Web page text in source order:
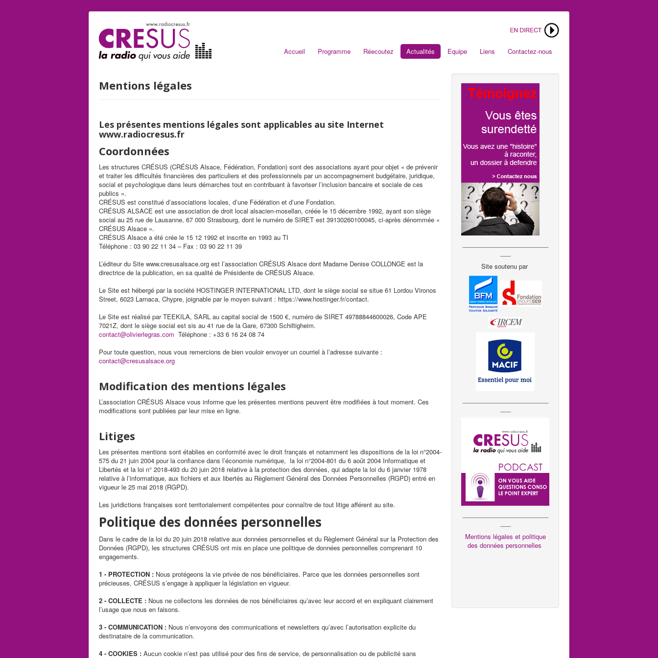
Accueil Programme Réecoutez Actualités Equipe Liens Contactez-nous
Mentions légales
Les présentes mentions légales sont applicables au site Internet
www.radiocresus.fr
Coordonnées
Les structures CRÉSUS (CRÉSUS Alsace, Fédération, Fondation) sont des associations ayant pour objet « de prévenir
et traiter les difficultés financières des particuliers et des professionnels par un accompagnement budgétaire, juridique,
social et psychologique dans leurs démarches tout en contribuant à favoriser l’inclusion bancaire et sociale de ces
publics ».
CRÉSUS est constitué d’associations locales, d’une Fédération et d’une Fondation.
CRÉSUS ALSACE est une association de droit local alsacien-mosellan, créée le 15 décembre 1992, ayant son siège
social au 25 rue de Lausanne, 67 000 Strasbourg, dont le numéro de SIRET est 39130260100045, ci-après dénommée «
CRÉSUS Alsace ».
CRÉSUS Alsace a été crée le 15 12 1992 et inscrite en 1993 au TI
Téléphone : 03 90 22 11 34 – Fax : 03 90 22 11 39
L’éditeur du Site www.cresusalsace.org est l’association CRÉSUS Alsace dont Madame Denise COLLONGE est la
directrice de la publication, en sa qualité de Présidente de CRÉSUS Alsace.
Le Site est hébergé par la société HOSTINGER INTERNATIONAL LTD, dont le siège social se situe 61 Lordou Vironos
Street, 6023 Larnaca, Chypre, joignable par le moyen suivant : https://www.hostinger.fr/contact.
Le Site est réalisé par TEEKILA, SARL au capital social de 1500 €, numéro de SIRET 49788844600026, Code APE
7021Z, dont le siège social est sis au 41 rue de la Gare, 67300 Schiltigheim.
contact@olivierlegras.com Téléphone : +33 6 16 24 08 74
Pour toute question, nous vous remercions de bien vouloir envoyer un courriel à l’adresse suivante :
contact@cresusalsace.org
Modification des mentions légales
L’association CRÉSUS Alsace vous informe que les présentes mentions peuvent être modifiées à tout moment. Ces
modifications sont publiées par leur mise en ligne.
Litiges
Les présentes mentions sont établies en conformité avec le droit français et notamment les dispositions de la loi n°2004-
575 du 21 juin 2004 pour la confiance dans l’économie numérique, la loi n°2004-801 du 6 août 2004 Informatique et
Libertés et la loi n° 2018-493 du 20 juin 2018 relative à la protection des données, qui adapte la loi du 6 janvier 1978
relative à l’informatique, aux fichiers et aux libertés au Règlement Général des Données Personnelles (RGPD) entré en
vigueur le 25 mai 2018 (RGPD).
Les juridictions françaises sont territorialement compétentes pour connaître de tout litige afférent au site.
Politique des données personnelles
Dans le cadre de la loi du 20 juin 2018 relative aux données personnelles et du Règlement Général sur la Protection des
Données (RGPD), les structures CRÉSUS ont mis en place une politique de données personnelles comprenant 10
engagements.
1 - PROTECTION : Nous protégeons la vie privée de nos bénéficiaires. Parce que les données personnelles sont
précieuses, CRÉSUS s’engage à appliquer la législation en vigueur.
2 - COLLECTE : Nous ne collectons les données de nos bénéficiaires qu’avec leur accord et en expliquant clairement
l’usage que nous en faisons.
3 - COMMUNICATION : Nous n’envoyons des communications et newsletters qu’avec l’autorisation explicite du
destinataire de la communication.
4 - COOKIES : Aucun cookie n’est pas utilisé pour des fins de service, de personnalisation ou de publicité sans
Site soutenu par
Mentions légales et politique
des données personnelles